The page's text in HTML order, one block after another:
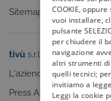
Sitemap
tivù s.r.l.
L'azienda
Press Area
COOKIE,
vuoi installare,
pulsante
per chiudere il
navigazione
altri strumenti
quelli tecnici;
invitiamo a
Leggi la cookie